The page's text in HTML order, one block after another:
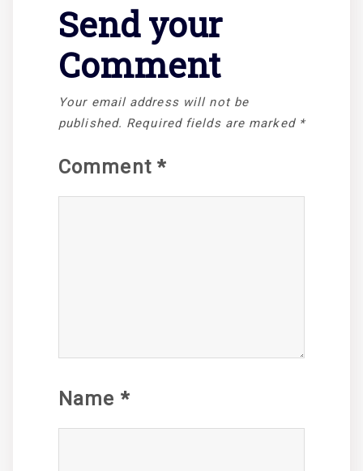
Send your
Comment
Your email address will not be
published. Required fields are marked *
Comment *
Name *